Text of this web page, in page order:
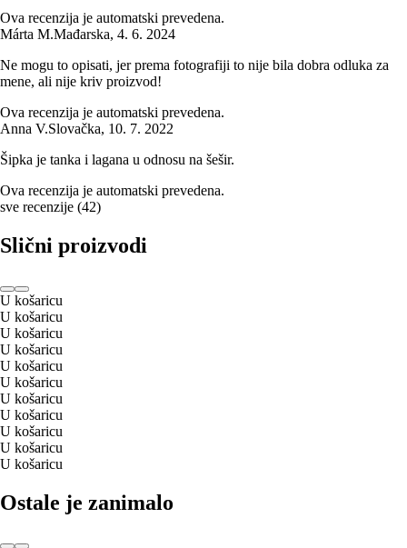
Ova recenzija je automatski prevedena.
Márta M.Mađarska, 4. 6. 2024
Ne mogu to opisati, jer prema fotografiji to nije bila dobra odluka za
mene, ali nije kriv proizvod!
Ova recenzija je automatski prevedena.
Anna V.Slovačka, 10. 7. 2022
Šipka je tanka i lagana u odnosu na šešir.
Ova recenzija je automatski prevedena.
sve recenzije (42)
Slični proizvodi
U košaricu
U košaricu
U košaricu
U košaricu
U košaricu
U košaricu
U košaricu
U košaricu
U košaricu
U košaricu
U košaricu
Ostale je zanimalo